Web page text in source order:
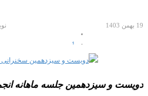
19 بهمن 1403
1
4
دویست و سیزدهمین جلسه ماهانه